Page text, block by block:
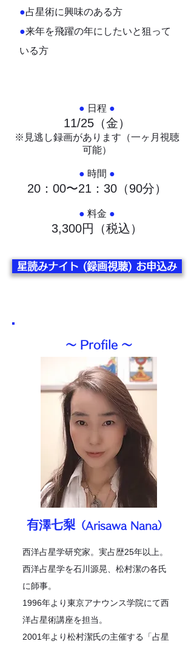
​●占星術に興味のある方
​●来年を飛躍の年にしたいと狙って
いる方
● 日程 ●
11/25（金）
​※見逃し録画があります（一ヶ月視聴
可能）
● 時間 ●
20：00〜21：30（90分）
● 料金 ●
3,300円（税込）
星読みナイト (録画視聴) お申込み
〜 Profile 〜
有澤七梨（Arisawa Nana）
西洋占星学研究家。実占歴25年以上。
西洋占星学を石川源晃、松村潔の各氏
に師事。
1996年より東京アナウンス学院にて西
洋占星術講座を担当。
2001年より松村潔氏の主催する「占星